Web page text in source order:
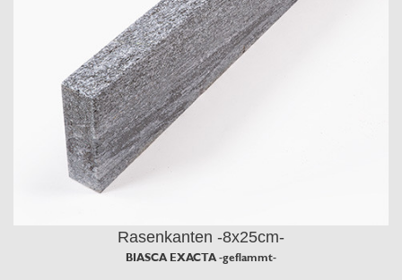
Rasenkanten -8x25cm-
BIASCA EXACTA -geflammt-